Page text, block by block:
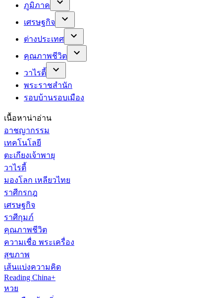
ภูมิภาค
เศรษฐกิจ
ต่างประเทศ
คุณภาพชีวิต
วาไรตี้
พระราชสำนัก
รอบบ้านรอบเมือง
เนื้อหาน่าอ่าน
อาชญากรรม
เทคโนโลยี
ตะเกียงเจ้าพายุ
วาไรตี้
มองโลก เหลียวไทย
ราศีกรกฎ
เศรษฐกิจ
ราศีกุมภ์
คุณภาพชีวิต
ความเชื่อ พระเครื่อง
สุขภาพ
เส้นแบ่งความคิด
Reading China+
หวย